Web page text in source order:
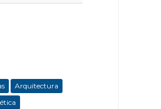
Arquitectura